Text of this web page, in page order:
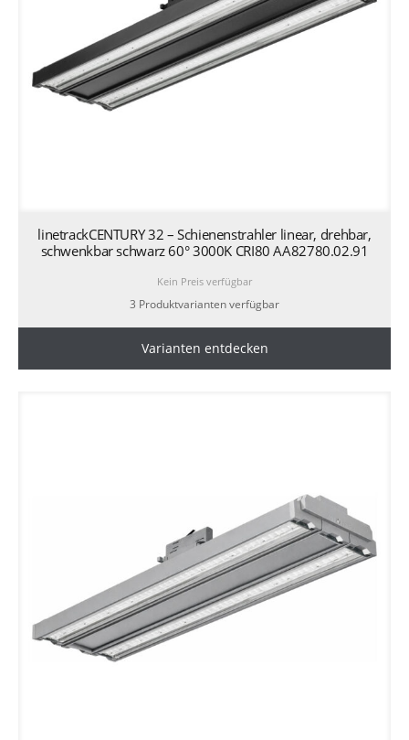
linetrackCENTURY 32 – Schienenstrahler linear, drehbar,
schwenkbar schwarz 60° 3000K CRI80 AA82780.02.91
Kein Preis verfügbar
3 Produktvarianten verfügbar
Varianten entdecken